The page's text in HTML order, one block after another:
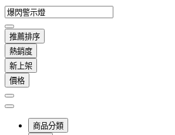
推薦排序
熱銷度
新上架
價格
商品分類